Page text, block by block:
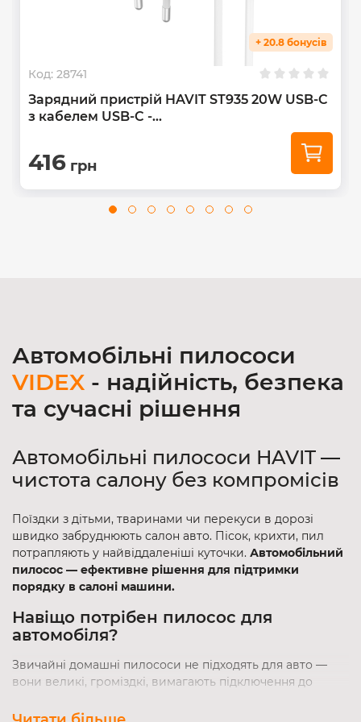
+ 20.8 бонусів
Код: 28741
Зарядний пристрій HAVIT ST935 20W USB-C
з кабелем USB-C -...
416 грн
Автомобільні пилососи
VIDEX - надійність, безпека
та сучасні рішення
Автомобільні пилососи HAVIT —
чистота салону без компромісів
Поїздки з дітьми, тваринами чи перекуси в дорозі
швидко забруднюють салон авто. Пісок, крихти, пил
потрапляють у найвіддаленіші куточки. Автомобільний
пилосос — ефективне рішення для підтримки
порядку в салоні машини.
Навіщо потрібен пилосос для
автомобіля?
Звичайні домашні пилососи не підходять для авто —
вони великі, громіздкі, вимагають підключення до